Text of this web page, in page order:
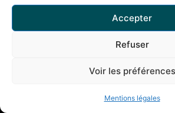
Accepter
Refuser
Voir les préférences
Mentions légales